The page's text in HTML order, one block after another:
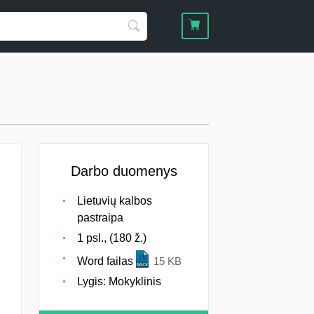
Darbo duomenys
Lietuvių kalbos
pastraipa
1 psl., (180 ž.)
Word failas
15 KB
Lygis: Mokyklinis